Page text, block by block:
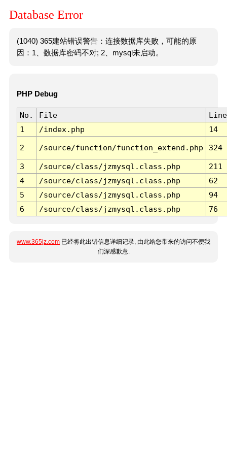
Database Error
(1040) 365建站错误警告：连接数据库失败，可能的原
因：1、数据库密码不对; 2、mysql未启动。
PHP Debug
No. File
Line
1
/index.php 14
2 /source/function/function_extend.php 324
3 /source/class/jzmysql.class.php
211
4
/source/class/jzmysql.class.php
62
5
/source/class/jzmysql.class.php
94
6
/source/class/jzmysql.class.php 76
www.365jz.com 已经将此出错信息详细记录, 由此给您带来的访问不便我
们深感歉意.